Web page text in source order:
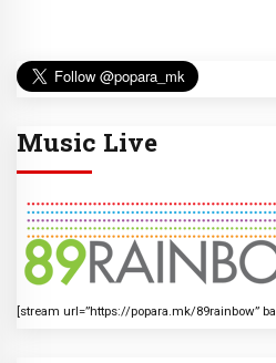
Music Live
[stream url=”https://popara.mk/89rainbow”